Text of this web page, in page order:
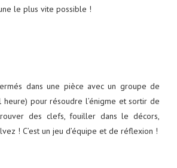
le plus vite possible !
dans une pièce avec un groupe de
pour résoudre l’énigme et sortir de
des clefs, fouiller dans le décors,
! C’est un jeu d’équipe et de réflexion !